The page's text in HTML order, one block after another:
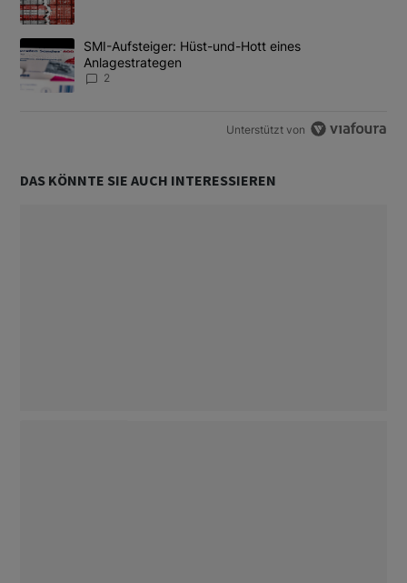
Ein Trendartikel mit dem Titel "SMI-Aufsteiger: Hüst-und-Hott
SMI-Aufsteiger: Hüst-und-Hott eines
Anlagestrategen
2
Unterstützt von
DAS KÖNNTE SIE AUCH INTERESSIEREN